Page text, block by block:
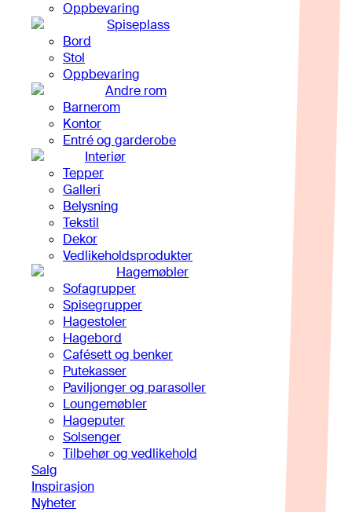
Oppbevaring
Spiseplass
Bord
Stol
Oppbevaring
Andre rom
Barnerom
Kontor
Entré og garderobe
Interiør
Tepper
Galleri
Belysning
Tekstil
Dekor
Vedlikeholdsprodukter
Hagemøbler
Sofagrupper
Spisegrupper
Hagestoler
Hagebord
Cafésett og benker
Putekasser
Paviljonger og parasoller
Loungemøbler
Hageputer
Solsenger
Tilbehør og vedlikehold
Salg
Inspirasjon
Nyheter